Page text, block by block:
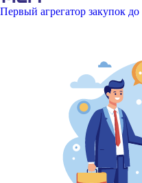
Первый агрегатор закупок